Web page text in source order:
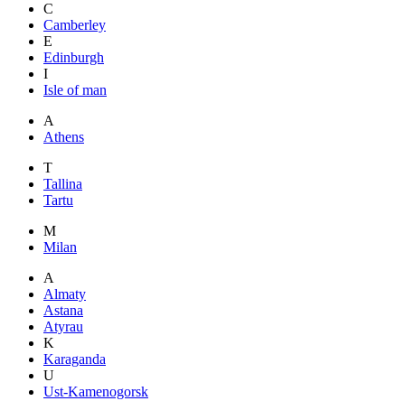
C
Camberley
E
Edinburgh
I
Isle of man
A
Athens
T
Tallina
Tartu
M
Milan
A
Almaty
Astana
Atyrau
K
Karaganda
U
Ust-Kamenogorsk